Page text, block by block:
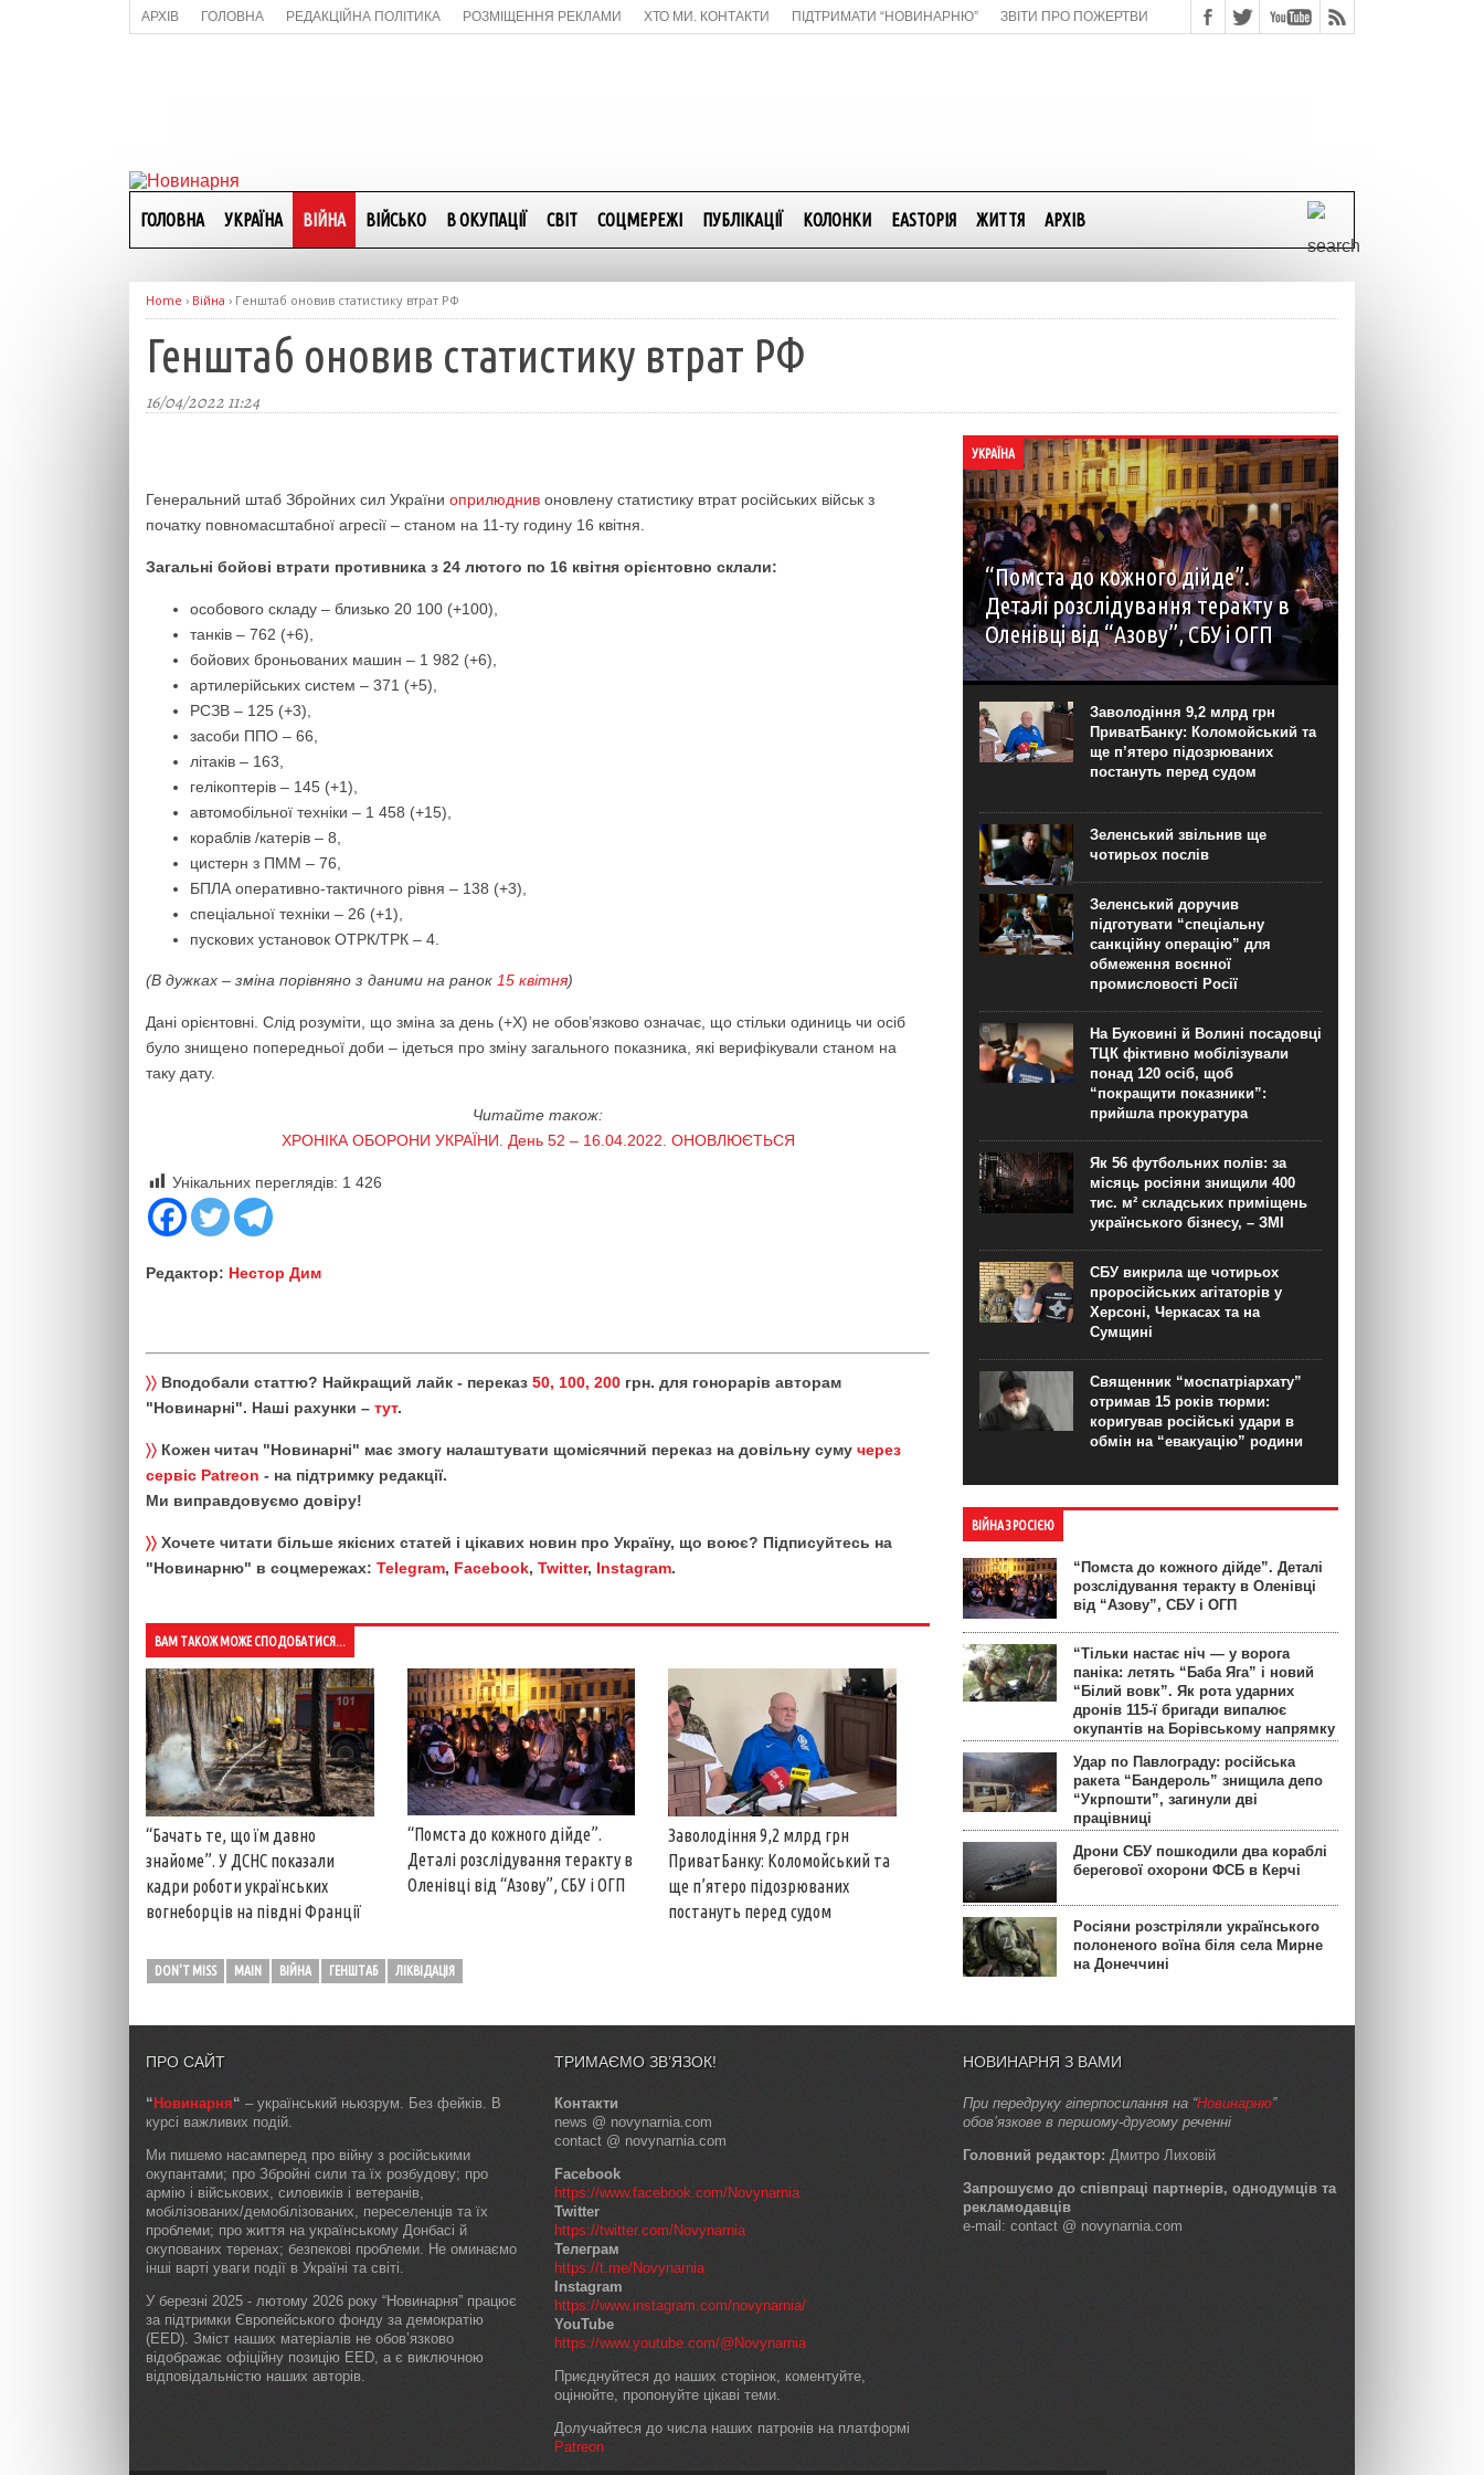
АРХІВ ГОЛОВНА РЕДАКЦІЙНА ПОЛІТИКА РОЗМІЩЕННЯ РЕКЛАМИ ХТО МИ. КОНТАКТИ ПІДТРИМАТИ “НОВИНАРНЮ” ЗВІТИ ПРО ПОЖЕРТВИ
ГОЛОВНА УКРАЇНА ВІЙНА ВІЙСЬКО В ОКУПАЦІЇ СВІТ СОЦМЕРЕЖІ ПУБЛІКАЦІЇ КОЛОНКИ EASTОРІЯ ЖИТТЯ АРХІВ
Home › Війна › Генштаб оновив статистику втрат РФ
Генштаб оновив статистику втрат РФ
16/04/2022 11:24
Генеральний штаб Збройних сил України оприлюднив оновлену статистику втрат російських військ з
початку повномасштабної агресії – станом на 11-ту годину 16 квітня.
Загальні бойові втрати противника з 24 лютого по 16 квітня орієнтовно склали:
особового складу – близько 20 100 (+100),
танків ‒ 762 (+6),
бойових броньованих машин ‒ 1 982 (+6),
артилерійських систем – 371 (+5),
РСЗВ – 125 (+3),
засоби ППО – 66,
літаків – 163,
гелікоптерів – 145 (+1),
автомобільної техніки – 1 458 (+15),
кораблів /катерів – 8,
цистерн з ПММ – 76,
БПЛА оперативно-тактичного рівня – 138 (+3),
спеціальної техніки – 26 (+1),
пускових установок ОТРК/ТРК – 4.
(В дужках – зміна порівняно з даними на ранок 15 квітня)
Дані орієнтовні. Слід розуміти, що зміна за день (+Х) не обов’язково означає, що стільки одиниць чи осіб
було знищено попередньої доби – ідеться про зміну загального показника, які верифікували станом на
таку дату.
Читайте також:
ХРОНІКА ОБОРОНИ УКРАЇНИ. День 52 – 16.04.2022. ОНОВЛЮЄТЬСЯ
Унікальних переглядів: 1 426
Редактор: Нестор Дим
〉〉 Вподобали статтю? Найкращий лайк - переказ 50, 100, 200 грн. для гонорарів авторам
"Новинарні". Наші рахунки – тут.
〉〉 Кожен читач "Новинарні" має змогу налаштувати щомісячний переказ на довільну суму через
сервіс Patreon - на підтримку редакції.
Ми виправдовуємо довіру!
〉〉 Хочете читати більше якісних статей і цікавих новин про Україну, що воює? Підписуйтесь на
"Новинарню" в соцмережах: Telegram, Facebook, Twitter, Instagram.
ВАМ ТАКОЖ МОЖЕ СПОДОБАТИСЯ...
“Бачать те, що їм давно
знайоме”. У ДСНС показали
кадри роботи українських
вогнеборців на півдні Франції
“Помста до кожного дійде”.
Деталі розслідування теракту в
Оленівці від “Азову”, СБУ і ОГП
Заволодіння 9,2 млрд грн
ПриватБанку: Коломойський та
ще п’ятеро підозрюваних
постануть перед судом
DON'T MISS MAIN ВІЙНА ГЕНШТАБ ЛІКВІДАЦІЯ
УКРАЇНА
“Помста до кожного дійде”.
Деталі розслідування теракту в
Оленівці від “Азову”, СБУ і ОГП
автор: Наталія Терамае 28 липня рідні вцілілих
“азовців” в Оленівці виступили із шокуючою
заявою. Мовляв, списки полонених у “бараці
200”, де стався вибух, укладав полонений
представник корпусу. Заява...
Заволодіння 9,2 млрд грн
ПриватБанку: Коломойський та
ще п’ятеро підозрюваних
постануть перед судом
Зеленський звільнив ще
чотирьох послів
Зеленський доручив
підготувати “спеціальну
санкційну операцію” для
обмеження воєнної
промисловості Росії
На Буковині й Волині посадовці
ТЦК фіктивно мобілізували
понад 120 осіб, щоб
“покращити показники”:
прийшла прокуратура
Як 56 футбольних полів: за
місяць росіяни знищили 400
тис. м² складських приміщень
українського бізнесу, – ЗМІ
СБУ викрила ще чотирьох
проросійських агітаторів у
Херсоні, Черкасах та на
Сумщині
Священник “моспатріархату”
отримав 15 років тюрми:
коригував російські удари в
обмін на “евакуацію” родини
ВІЙНА З РОСІЄЮ
“Помста до кожного дійде”. Деталі
розслідування теракту в Оленівці
від “Азову”, СБУ і ОГП
“Тільки настає ніч — у ворога
паніка: летять “Баба Яга” і новий
“Білий вовк”. Як рота ударних
дронів 115-ї бригади випалює
окупантів на Борівському напрямку
Удар по Павлограду: російська
ракета “Бандероль” знищила депо
“Укрпошти”, загинули дві
працівниці
Дрони СБУ пошкодили два кораблі
берегової охорони ФСБ в Керчі
Росіяни розстріляли українського
полоненого воїна біля села Мирне
на Донеччині
ПРО САЙТ
“Новинарня“ – український ньюзрум. Без фейків. В
курсі важливих подій.
Ми пишемо насамперед про війну з російськими
окупантами; про Збройні сили та їх розбудову; про
армію і військових, силовиків і ветеранів,
мобілізованих/демобілізованих, переселенців та їх
проблеми; про життя на українському Донбасі й
окупованих теренах; безпекові проблеми. Не оминаємо
інші варті уваги події в Україні та світі.
У березні 2025 - лютому 2026 року “Новинарня” працює
за підтримки Європейського фонду за демократію
(EED). Зміст наших матеріалів не обов’язково
відображає офіційну позицію EED, а є виключною
відповідальністю наших авторів.
ТРИМАЄМО ЗВ’ЯЗОК!
Контакти
news @ novynarnia.com
contact @ novynarnia.com
Facebook
https://www.facebook.com/Novynarnia
Twitter
https://twitter.com/Novynarnia
Телеграм
https://t.me/Novynarnia
Instagram
https://www.instagram.com/novynarnia/
YouTube
https://www.youtube.com/@Novynarnia
Приєднуйтеся до наших сторінок, коментуйте,
оцінюйте, пропонуйте цікаві теми.
Долучайтеся до числа наших патронів на платформі
Patreon
НОВИНАРНЯ З ВАМИ
При передруку гіперпосилання на “Новинарню”
обов’язкове в першому-другому реченні
Головний редактор: Дмитро Лиховій
Запрошуємо до співпраці партнерів, однодумців та
рекламодавців
e-mail: contact @ novynarnia.com